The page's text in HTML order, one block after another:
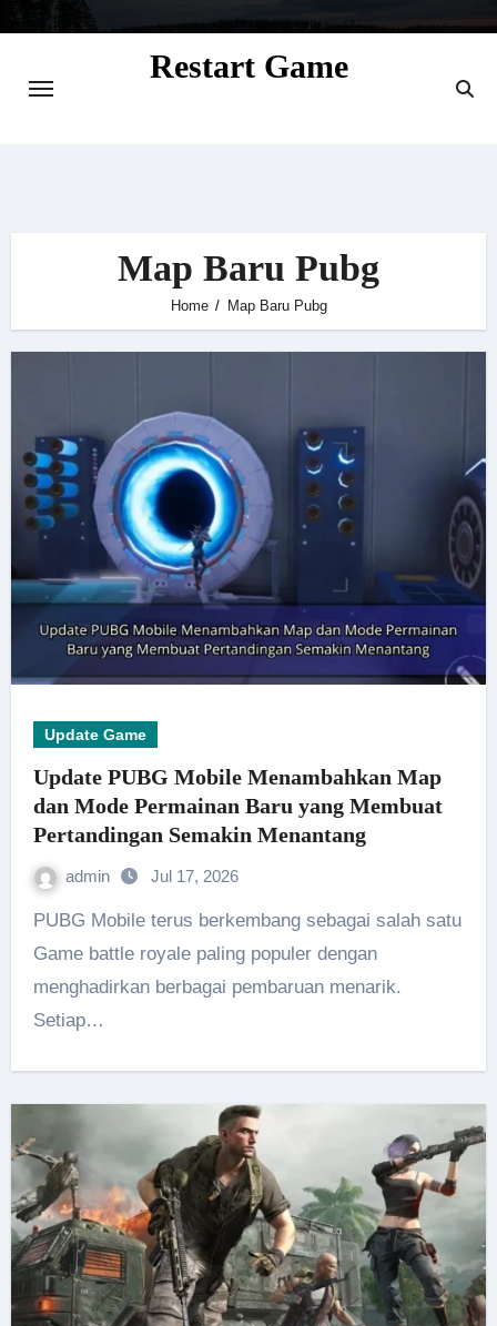
Restart Game
Map Baru Pubg
Home Map Baru Pubg
Update Game
Update PUBG Mobile Menambahkan Map
dan Mode Permainan Baru yang Membuat
Pertandingan Semakin Menantang
admin Jul 17, 2026
PUBG Mobile terus berkembang sebagai salah satu
Game battle royale paling populer dengan
menghadirkan berbagai pembaruan menarik.
Setiap…